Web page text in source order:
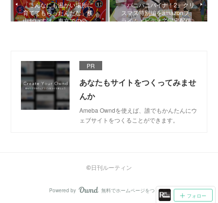
「こんなにも温かい場所に
育ててもらったんだな」横
山だいすけ、東京での公…
『パニパニパイナ！2』クリ
スマス特別編をamazonプ
ライム・ビデオで限定配信
PR
あなたもサイトをつくってみませ
んか
Ameba Owndを使えば、誰でもかんたんにウ
ェブサイトをつくることができます。
フォロー
©日刊ルーティン
Powered by AmebaOwnd
無料でホームページをつくろう